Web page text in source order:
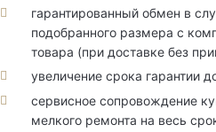
гарантированный обмен в
подобранного размера с
товара (при доставке без
увеличение срока гарантии
сервисное сопровождение
мелкого ремонта на весь